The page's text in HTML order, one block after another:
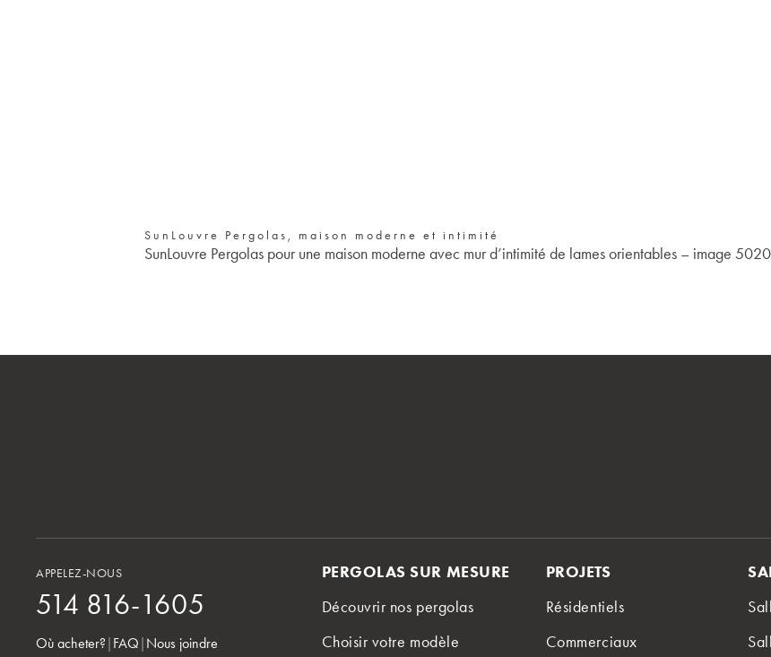
SunLouvre Pergolas, maison moderne et intimité
SunLouvre Pergolas pour une maison moderne avec mur d’intimité de lames orientables – image 5020
APPELEZ-NOUS
514 816-1605
Où acheter? | FAQ | Nous joindre
PERGOLAS SUR MESURE
Découvrir nos pergolas
Choisir votre modèle
PROJETS
Résidentiels
Commerciaux